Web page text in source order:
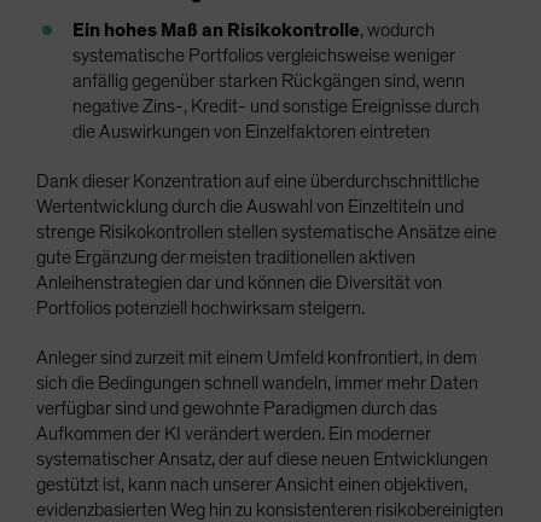
Ein hohes Maß an Risikokontrolle, wodurch
systematische Portfolios vergleichsweise weniger
anfällig gegenüber starken Rückgängen sind, wenn
negative Zins-, Kredit- und sonstige Ereignisse durch
die Auswirkungen von Einzelfaktoren eintreten
Dank dieser Konzentration auf eine überdurchschnittliche
Wertentwicklung durch die Auswahl von Einzeltiteln und
strenge Risikokontrollen stellen systematische Ansätze eine
gute Ergänzung der meisten traditionellen aktiven
Anleihenstrategien dar und können die Diversität von
Portfolios potenziell hochwirksam steigern.
Anleger sind zurzeit mit einem Umfeld konfrontiert, in dem
sich die Bedingungen schnell wandeln, immer mehr Daten
verfügbar sind und gewohnte Paradigmen durch das
Aufkommen der KI verändert werden. Ein moderner
systematischer Ansatz, der auf diese neuen Entwicklungen
gestützt ist, kann nach unserer Ansicht einen objektiven,
evidenzbasierten Weg hin zu konsistenteren risikobereinigten